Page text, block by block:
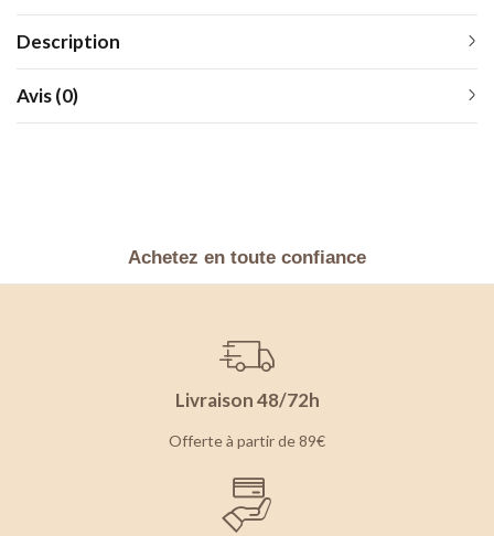
Description
Avis (0)
Achetez en toute confiance
Livraison 48/72h
Offerte à partir de 89€